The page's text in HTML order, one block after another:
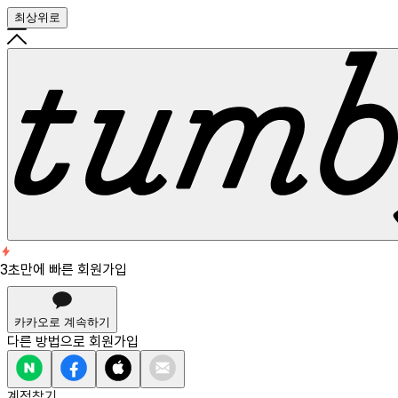
최상위로
회원가입
카카오로 계속하기
다른 방법으로 회원가입
3초만에 빠른 회원가입
3초만에 빠른 회원가입